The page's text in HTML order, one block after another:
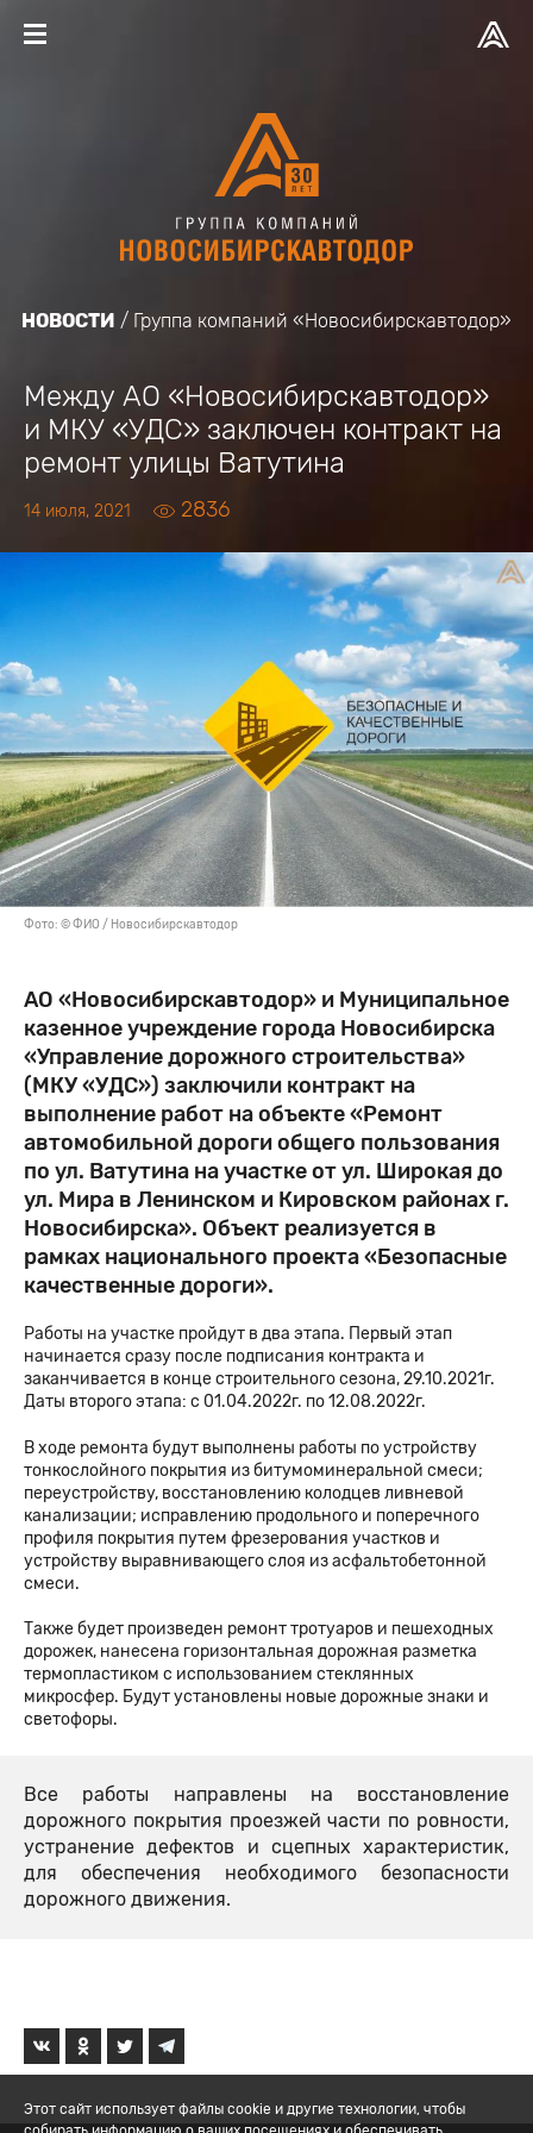
НОВОСТИ Группа компаний «Новосибирскавтодор»
Между АО «Новосибирскавтодор»
и МКУ «УДС» заключен контракт на
ремонт улицы Ватутина
14 июля, 2021 2836
Фото: © ФИО / Новосибирскавтодор
АО «Новосибирскавтодор» и Муниципальное
казенное учреждение города Новосибирска
«Управление дорожного строительства»
(МКУ «УДС») заключили контракт на
выполнение работ на объекте «Ремонт
автомобильной дороги общего пользования
по ул. Ватутина на участке от ул. Широкая до
ул. Мира в Ленинском и Кировском районах г.
Новосибирска». Объект реализуется в
рамках национального проекта «Безопасные
качественные дороги».
Работы на участке пройдут в два этапа. Первый этап
начинается сразу после подписания контракта и
заканчивается в конце строительного сезона, 29.10.2021г.
Даты второго этапа: с 01.04.2022г. по 12.08.2022г.
В ходе ремонта будут выполнены работы по устройству
тонкослойного покрытия из битумоминеральной смеси;
переустройству, восстановлению колодцев ливневой
канализации; исправлению продольного и поперечного
профиля покрытия путем фрезерования участков и
устройству выравнивающего слоя из асфальтобетонной
смеси.
Также будет произведен ремонт тротуаров и пешеходных
дорожек, нанесена горизонтальная дорожная разметка
термопластиком с использованием стеклянных
микросфер. Будут установлены новые дорожные знаки и
светофоры.
Все работы направлены на восстановление
дорожного покрытия проезжей части по ровности,
устранение дефектов и сцепных характеристик,
для обеспечения необходимого безопасности
дорожного движения.
Этот сайт использует файлы cookie и другие технологии, чтобы